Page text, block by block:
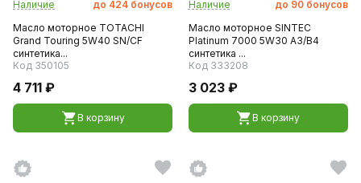
Наличие до 424 бонусов
Масло моторное TOTACHI
Grand Touring 5W40 SN/CF
синтетика...
Код 350105
4 711 ₽
В корзину
Наличие до 90 бонусов
Масло моторное SINTEC
Platinum 7000 5W30 А3/B4
синтетика ...
Код 333208
3 023 ₽
В корзину